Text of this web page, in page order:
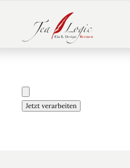
Jetzt verarbeiten